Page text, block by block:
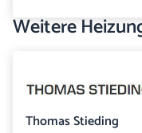
Weitere
Thomas Stieding